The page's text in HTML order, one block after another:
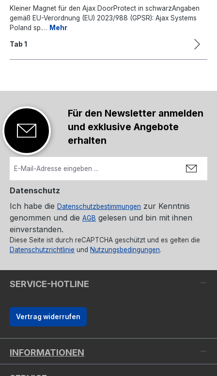
Kleiner Magnet für den Ajax DoorProtect in schwarzAngaben
gemäß EU-Verordnung (EU) 2023/988 (GPSR): Ajax Systems
Poland sp.… Mehr
Tab 1
Für den Newsletter anmelden
und exklusive Angebote
erhalten
Datenschutz
Ich habe die Datenschutzbestimmungen zur Kenntnis
genommen und die AGB gelesen und bin mit ihnen
einverstanden.
Diese Seite ist durch reCAPTCHA geschützt und es gelten die
Datenschutzrichtlinie und Nutzungsbedingungen.
SERVICE-HOTLINE
Vertrag widerrufen
INFORMATIONEN